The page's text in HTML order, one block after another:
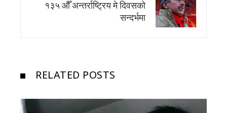
१३५ औँ अन्तर्राष्ट्रिय मे दिवसको
सन्दर्भमा
RELATED POSTS